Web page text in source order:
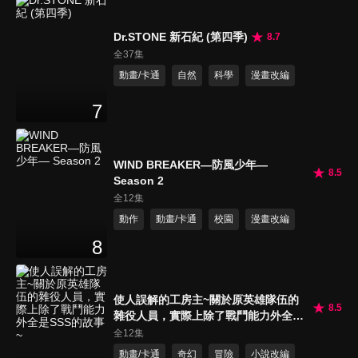
7
Dr.STONE 新石紀 (第四季)
8.7
全37集
動畫/卡通
自然 科學 漫畫改編
8
WIND BREAKER—防風少年—
Season 2
8.5
全12集
動作
動畫/卡通 校園 漫畫改編
使人誤解的工房主~關於原英雄隊伍的
雜役人員，實際上除了戰鬥能力外全是
SSS的故事~
8.5
全12集
動畫/卡通
奇幻 冒險 小說改編